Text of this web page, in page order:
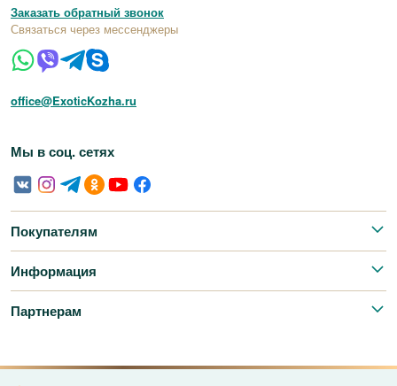
Заказать обратный звонок
Связаться через мессенджеры
office@ExoticKozha.ru
Мы в соц. сетях
Покупателям
Информация
Партнерам